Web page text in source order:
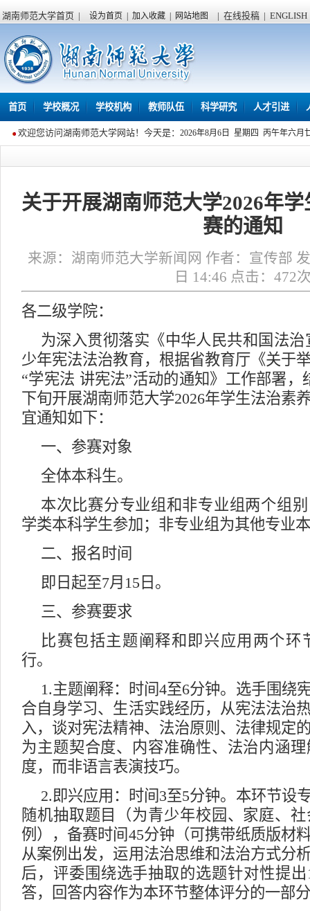
湖南师范大学首页 | 设为首页 加入收藏 网站地图 | 在线投稿 | ENGLISH
首页 学校概况 学校机构 教师队伍 科学研究 人才引进
欢迎您访问湖南师范大学网站！今天是： 2026年8月6日 星期四 丙午年六月
关于开展湖南师范大学2026年
赛的通知
来源：湖南师范大学新闻网 作者：宣传部
日 14:46 点击： 472
各二级学院：
为深入贯彻落实《中华人民共和国法
少年宪法法治教育，根据省教育厅《关于
“学宪法 讲宪法”活动的通知》工作部署，
下旬开展湖南师范大学2026年学生法治素
宜通知如下：
一、参赛对象
全体本科生。
本次比赛分专业组和非专业组两个组
学类本科学生参加；非专业组为其他专业
二、报名时间
即日起至7月15日。
三、参赛要求
比赛包括主题阐释和即兴应用两个环
行。
1.主题阐释：时间4至6分钟。选手围绕
合自身学习、生活实践经历，从宪法法治
入，谈对宪法精神、法治原则、法律规定
为主题契合度、内容准确性、法治内涵
度，而非语言表演技巧。
2.即兴应用：时间3至5分钟。本环节设
随机抽取题目（为青少年校园、家庭、
例），备赛时间45分钟（可携带纸质版材
从案例出发，运用法治思维和法治方式分
后，评委围绕选手抽取的选题针对性提
答，回答内容作为本环节整体评分的一部